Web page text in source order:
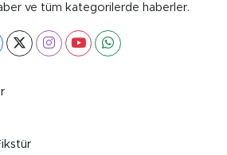
ve tüm kategorilerde haberler.